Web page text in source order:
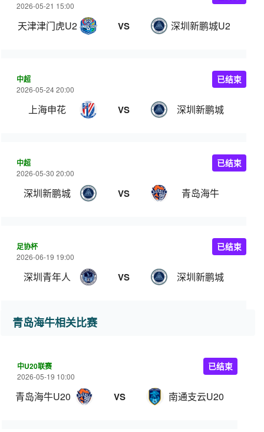
2026-05-21 15:00
天津津门虎U20 VS 深圳新鹏城U20
中超
2026-05-24 20:00
上海申花 VS 深圳新鹏城
已结束
中超
2026-05-30 20:00
深圳新鹏城 VS 青岛海牛
已结束
足协杯
2026-06-19 19:00
深圳青年人 VS 深圳新鹏城
已结束
青岛海牛相关比赛
中U20联赛
2026-05-19 10:00
青岛海牛U20 VS 南通支云U20
已结束